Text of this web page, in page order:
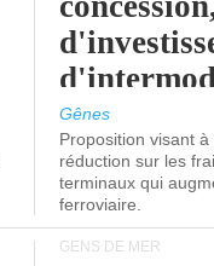
l'attention
politiciens.
Gênes
Proposition visant
réduction sur les
terminaux qui
ferroviaire.
GENS DE MER